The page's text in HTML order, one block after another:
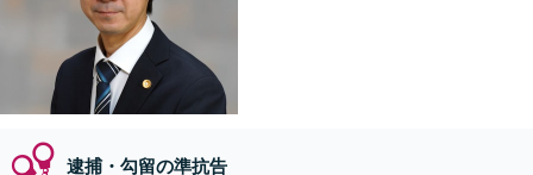
逮捕・勾留の準抗告